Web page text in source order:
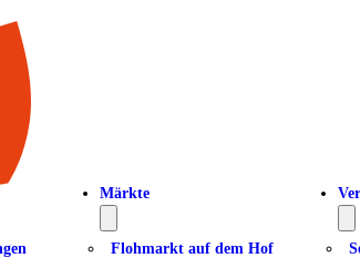
Märkte
Flohmarkt auf dem Hof